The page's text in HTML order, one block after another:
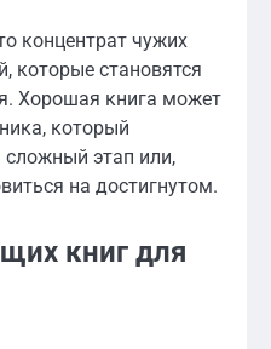
концентрат чужих
которые становятся
Хорошая книга может
который
сложный этап или,
на достигнутом.
книг для